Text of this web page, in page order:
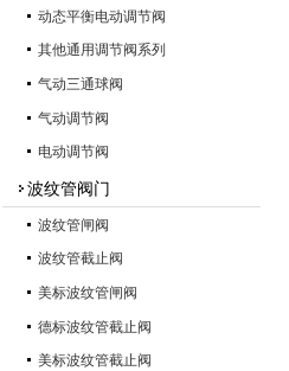
动态平衡电动调节阀
其他通用调节阀系列
气动三通球阀
气动调节阀
电动调节阀
波纹管阀门
波纹管闸阀
波纹管截止阀
美标波纹管闸阀
德标波纹管截止阀
美标波纹管截止阀